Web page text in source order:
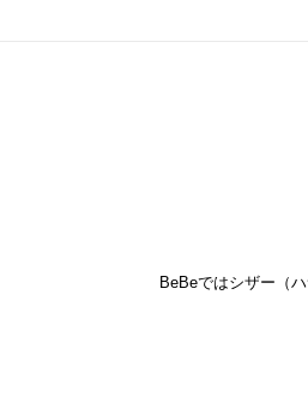
BeBeではシザー（